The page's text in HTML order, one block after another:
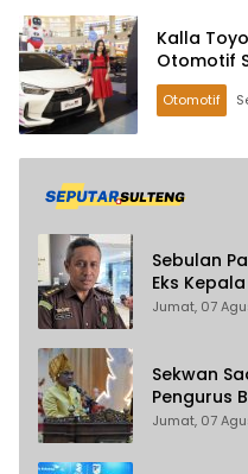
Kalla
Otomotif
Otomotif
Sebulan
Eks
Jumat, 07
Sekwan
Pengurus
2031
Jumat, 07